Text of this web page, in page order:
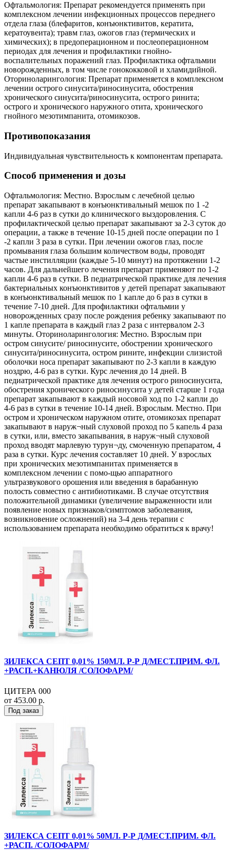
Офтальмология: Препарат рекомендуется применять при
комплексном лечении инфекционных процессов переднего
отдела глаза (блефаритов, конъюнктивитов, кератита,
кератоувеита); травм глаз, ожогов глаз (термических и
химических); в предоперационном и послеоперационном
периодах для лечения и профилактики гнойно-
воспалительных поражений глаз. Профилактика офтальмии
новорожденных, в том числе гонококковой и хламидийной.
Оториноларингология: Препарат применяется в комплексном
лечении острого синусита/риносинусита, обострения
хронического синусита/риносинусита, острого ринита;
острого и хронического наружного отита, хронического
гнойного мезотимпанита, отомикозов.
Противопоказания
Индивидуальная чувствительность к компонентам препарата.
Способ применения и дозы
Офтальмология: Местно. Взрослым с лечебной целью
препарат закапывают в конъюнктивальный мешок по 1 -2
капли 4-6 раз в сутки до клинического выздоровления. С
профилактической целью препарат закапывают за 2-3 суток до
операции, а также в течение 10-15 дней после операции по 1
-2 капли 3 раза в сутки. При лечении ожогов глаз, после
промывания глаза большим количеством воды, проводят
частые инстилляции (каждые 5-10 минут) на протяжении 1-2
часов. Для дальнейшего лечения препарат применяют по 1-2
капли 4-6 раз в сутки. В педиатрической практике для лечения
бактериальных конъюнктивитов у детей препарат закапывают
в конъюнктивальный мешок по 1 капле до 6 раз в сутки в
течение 7-10 дней. Для профилактики офтальмии у
новорожденных сразу после рождения ребенку закапывают по
1 капле препарата в каждый глаз 2 раза с интервалом 2-3
минуты. Оториноларингология: Местно. Взрослым при
остром синусите/ риносинусите, обострении хронического
синусита/риносинусита, остром рините, инфекции слизистой
оболочки носа препарат закапывают по 2-3 капли в каждую
ноздрю, 4-6 раз в сутки. Курс лечения до 14 дней. В
педиатрической практике для лечения острого риносинусита,
обострения хронического риносинусита у детей старше 1 года
препарат закапывают в каждый носовой ход по 1-2 капли до
4-6 раз в сутки в течение 10-14 дней. Взрослым. Местно. При
остром и хроническом наружном отите, отомикозах препарат
закапывают в наруж¬ный слуховой проход по 5 капель 4 раза
в сутки, или, вместо закапывания, в наруж¬ный слуховой
проход вводят марлевую турун¬ду, смоченную препаратом, 4
раза в сутки. Курс лечения составляет 10 дней. У взрослых
при хронических мезотимпанитах применяется в
комплексном лечении с помо-щью аппаратного
ультразвукового орошения или введения в барабанную
полость совместно с антибиотиками. В случае отсутствия
положительной динамики (увеличение выраженности или
появление новых признаков/симптомов заболевания,
возникновение осложнений) на 3-4 день терапии с
использованием препарата необходимо обратиться к врачу!
ЗИЛЕКСА СЕПТ 0,01% 150МЛ. Р-Р Д/МЕСТ.ПРИМ. ФЛ.
+РАСП.+КАНЮЛЯ /СОЛОФАРМ/
ЦИТЕРА 000
от 453.00 р.
Под заказ
ЗИЛЕКСА СЕПТ 0,01% 50МЛ. Р-Р Д/МЕСТ.ПРИМ. ФЛ.
+РАСП. /СОЛОФАРМ/